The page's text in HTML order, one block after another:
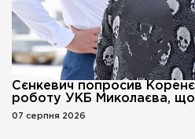
Сєнкевич попросив
роботу УКБ Миколаєва,
07 серпня 2026